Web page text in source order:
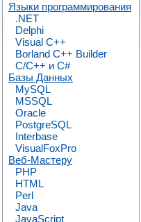
Языки программирования
.NET
Delphi
Visual C++
Borland C++ Builder
C/С++ и C#
Базы Данных
MySQL
MSSQL
Oracle
PostgreSQL
Interbase
VisualFoxPro
Веб-Мастеру
PHP
HTML
Perl
Java
JavaScript